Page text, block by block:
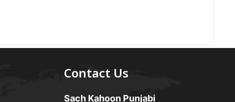
Contact Us
Sach Kahoon Punjabi